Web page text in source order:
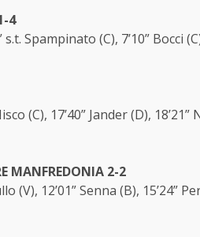
4
s.t. Spampinato (C), 7’10” Bocci
(C), 17’40” Jander (D),
MANFREDONIA 2-2
(V), 12’01” Senna (B), 15’24”